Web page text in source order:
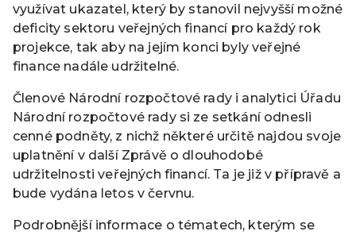
využívat ukazatel, který by stanovil nejvyšší možné
deficity sektoru veřejných financí pro každý rok
projekce, tak aby na jejím konci byly veřejné
finance nadále udržitelné.
Členové Národní rozpočtové rady i analytici Úřadu
Národní rozpočtové rady si ze setkání odnesli
cenné podněty, z nichž některé určitě najdou svoje
uplatnění v další Zprávě o dlouhodobé
udržitelnosti veřejných financí. Ta je již v přípravě a
bude vydána letos v červnu.
Podrobnější informace o tématech, kterým se